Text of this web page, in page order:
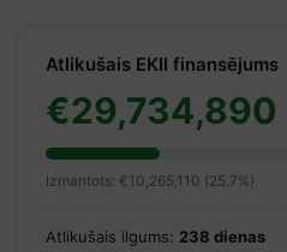
Atlikušais EKII finansējums
€29,734,890
Izmantots: €10,265,110 (25.7%)
Atlikušais ilgums: 238 dienas